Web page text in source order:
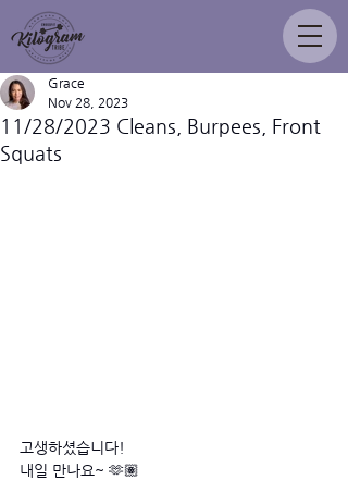
11/28/2023 Cleans, Burpees, Front
Squats
Grace
Nov 28, 2023
고생하셨습니다!
내일 만나요~ 🫶🏽